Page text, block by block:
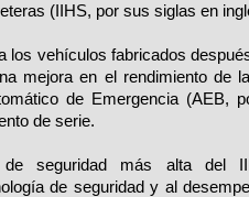
(IIHS, por sus siglas en
los vehículos fabricados
mejora en el rendimiento de
de Emergencia (AEB,
de serie.
de seguridad más alta del
de seguridad y al